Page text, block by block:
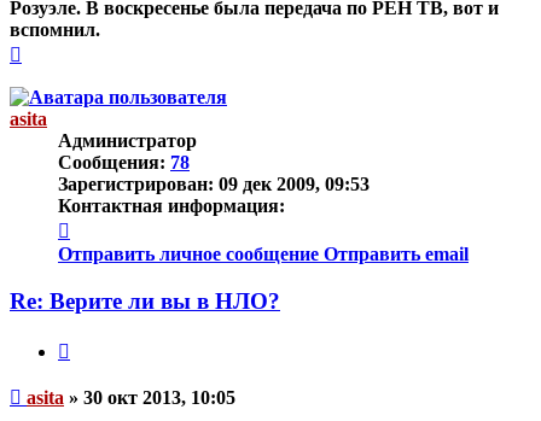
Розуэле. В воскресенье была передача по РЕН ТВ, вот и
вспомнил.
началу
asita
Администратор
Сообщения: 78
Зарегистрирован: 09 дек 2009, 09:53
Контактная информация:
информация
пользователя
Отправить личное сообщение Отправить email
Re: Верите ли вы в НЛО?
Непрочитанное
asita » 30 окт 2013, 10:05